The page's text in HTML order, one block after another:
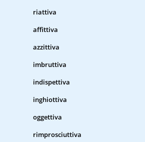
riattiva
affittiva
azzittiva
imbruttiva
indispettiva
inghiottiva
oggettiva
rimprosciuttiva